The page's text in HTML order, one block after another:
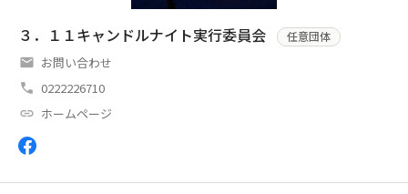
３．１１キャンドルナイト実行委員会 任意団体
お問い合わせ
0222226710
ホームページ